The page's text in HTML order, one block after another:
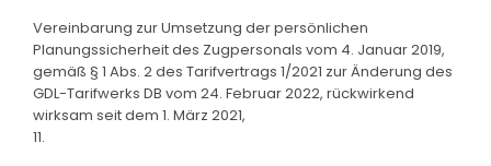
Vereinbarung zur Umsetzung der persönlichen
Planungssicherheit des Zugpersonals vom 4. Januar 2019,
gemäß § 1 Abs. 2 des Tarifvertrags 1/2021 zur Änderung des
GDL-Tarifwerks DB vom 24. Februar 2022, rückwirkend
wirksam seit dem 1. März 2021,
11.